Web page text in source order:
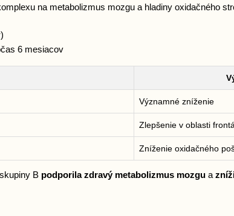
na metabolizmus mozgu a hladiny oxidačného
6 mesiacov
Významné zníženie
Zlepšenie v oblasti
Zníženie oxidačného
B podporila zdravý metabolizmus mozgu a